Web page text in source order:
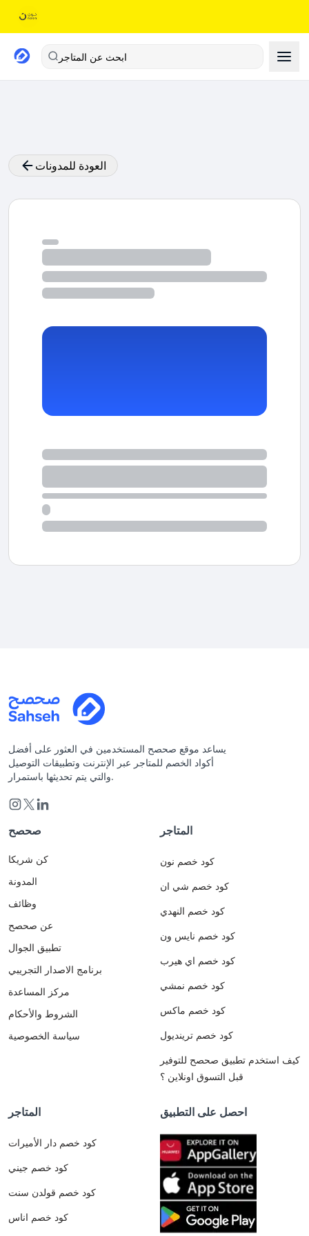
ابحث عن المتاجر
العودة للمدونات
يساعد موقع صحصح المستخدمين في العثور على أفضل
أكواد الخصم للمتاجر عبر الإنترنت وتطبيقات التوصيل
والتي يتم تحديثها باستمرار.
صحصح
كن شريكا
المدونة
وظائف
عن صحصح
تطبيق الجوال
برنامج الاصدار التجريبي
مركز المساعدة
الشروط والأحكام
سياسة الخصوصية
المتاجر
كود خصم نون
كود خصم شي ان
كود خصم النهدي
كود خصم نايس ون
كود خصم اي هيرب
كود خصم نمشي
كود خصم ماكس
كود خصم ترينديول
كيف استخدم تطبيق صحصح للتوفير
قبل التسوق اونلاين ؟
المتاجر
كود خصم دار الأميرات
كود خصم جيني
كود خصم قولدن سنت
كود خصم اناس
احصل على التطبيق